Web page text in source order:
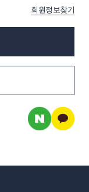
회원정보찾기